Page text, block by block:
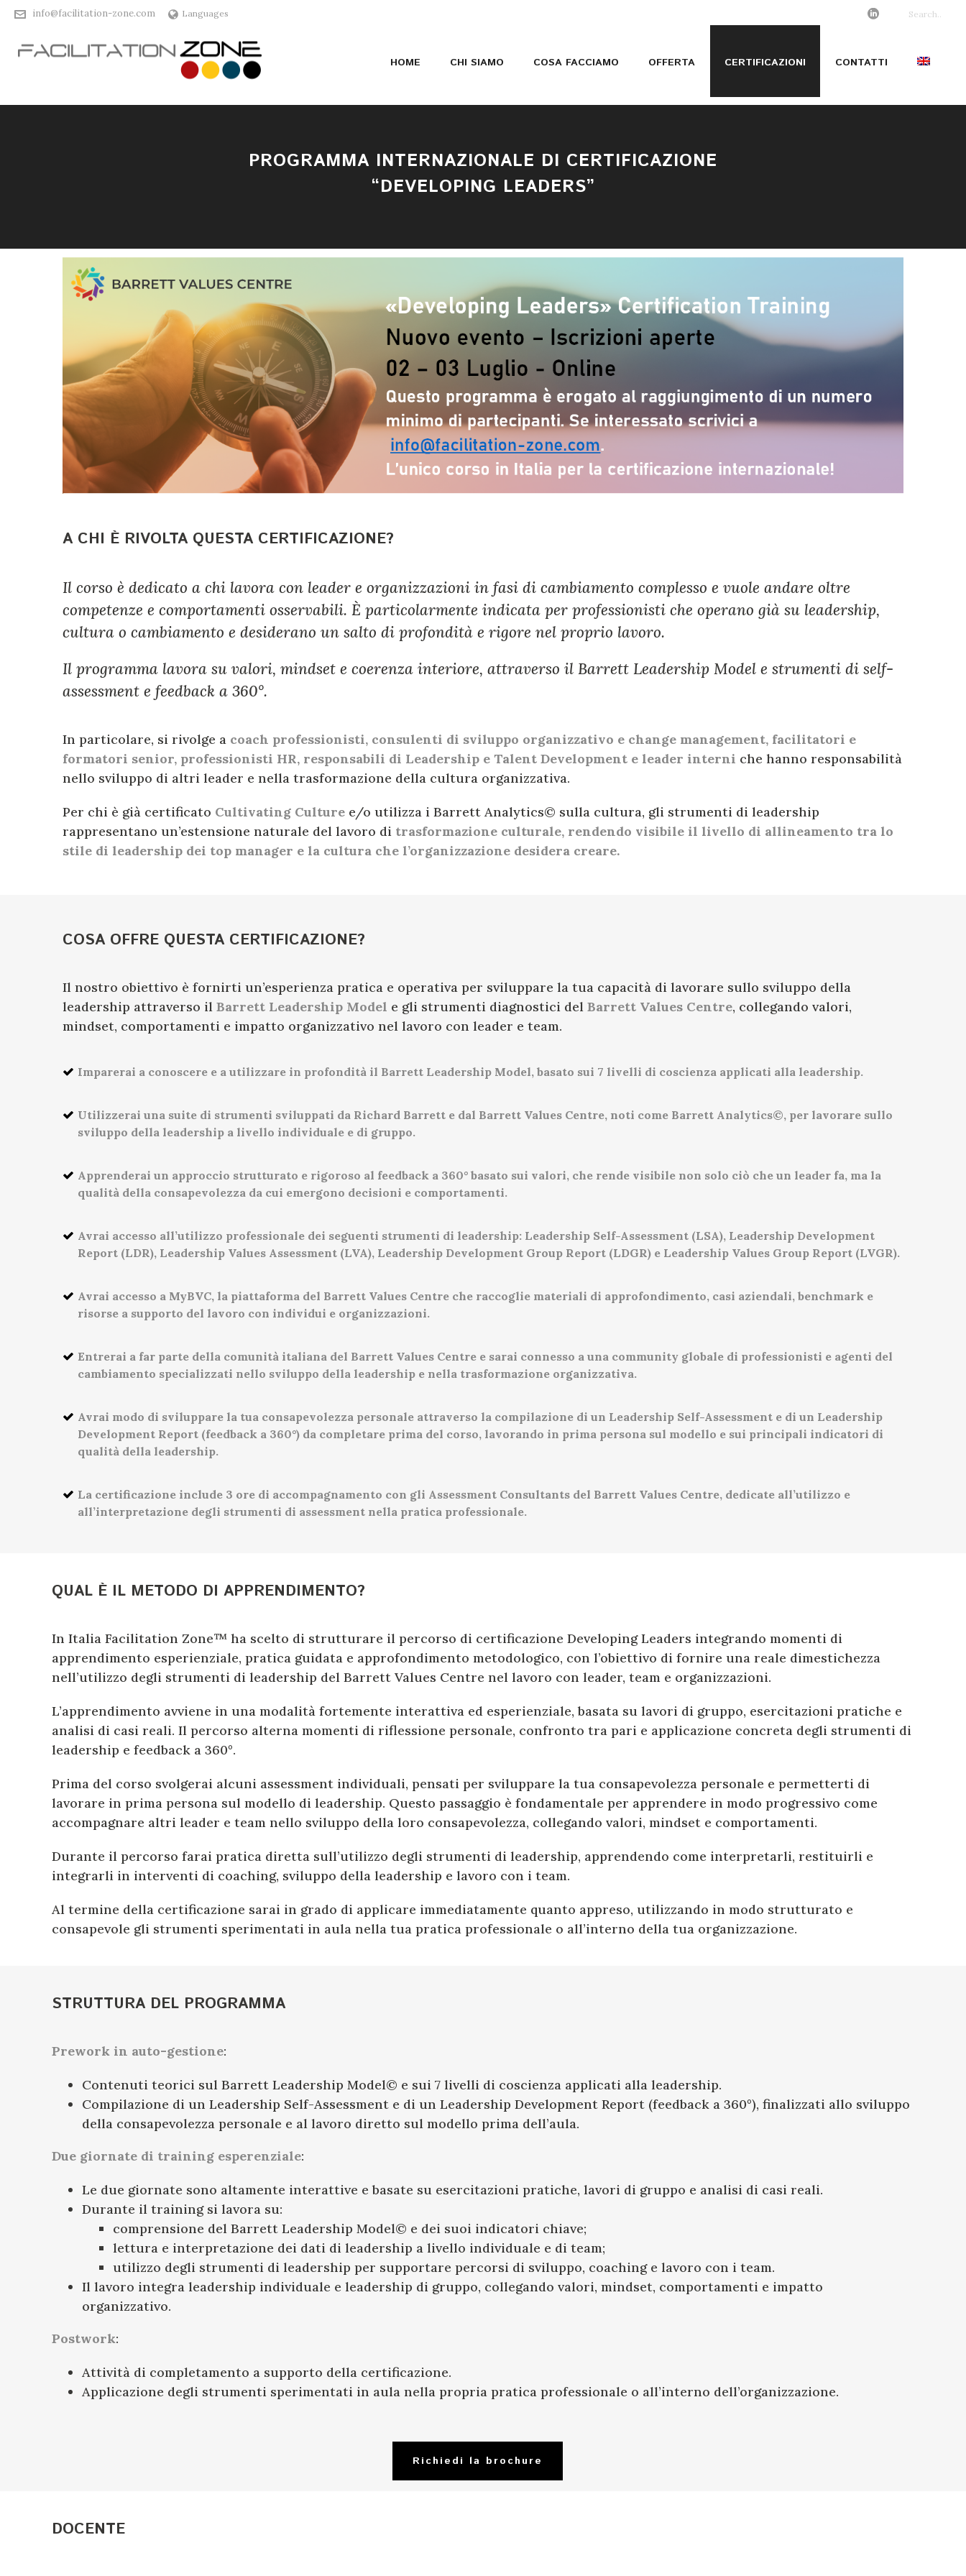
info@facilitation-zone.com Languages
HOME CHI SIAMO COSA FACCIAMO OFFERTA CERTIFICAZIONI CONTATTI
PROGRAMMA INTERNAZIONALE DI CERTIFICAZIONE
“DEVELOPING LEADERS”
A CHI È RIVOLTA QUESTA CERTIFICAZIONE?
Il corso è dedicato a chi lavora con leader e organizzazioni in fasi di cambiamento complesso e vuole andare oltre
competenze e comportamenti osservabili. È particolarmente indicata per professionisti che operano già su leadership,
cultura o cambiamento e desiderano un salto di profondità e rigore nel proprio lavoro.
Il programma lavora su valori, mindset e coerenza interiore, attraverso il Barrett Leadership Model e strumenti di self-
assessment e feedback a 360°.
In particolare, si rivolge a coach professionisti, consulenti di sviluppo organizzativo e change management, facilitatori e
formatori senior, professionisti HR, responsabili di Leadership e Talent Development e leader interni che hanno responsabilità
nello sviluppo di altri leader e nella trasformazione della cultura organizzativa.
Per chi è già certificato Cultivating Culture e/o utilizza i Barrett Analytics© sulla cultura, gli strumenti di leadership
rappresentano un’estensione naturale del lavoro di trasformazione culturale, rendendo visibile il livello di allineamento tra lo
stile di leadership dei top manager e la cultura che l’organizzazione desidera creare.
COSA OFFRE QUESTA CERTIFICAZIONE?
Il nostro obiettivo è fornirti un’esperienza pratica e operativa per sviluppare la tua capacità di lavorare sullo sviluppo della
leadership attraverso il Barrett Leadership Model e gli strumenti diagnostici del Barrett Values Centre, collegando valori,
mindset, comportamenti e impatto organizzativo nel lavoro con leader e team.
Imparerai a conoscere e a utilizzare in profondità il Barrett Leadership Model, basato sui 7 livelli di coscienza applicati alla leadership.
Utilizzerai una suite di strumenti sviluppati da Richard Barrett e dal Barrett Values Centre, noti come Barrett Analytics©, per lavorare sullo
sviluppo della leadership a livello individuale e di gruppo.
Apprenderai un approccio strutturato e rigoroso al feedback a 360° basato sui valori, che rende visibile non solo ciò che un leader fa, ma la
qualità della consapevolezza da cui emergono decisioni e comportamenti.
Avrai accesso all’utilizzo professionale dei seguenti strumenti di leadership: Leadership Self-Assessment (LSA), Leadership Development
Report (LDR), Leadership Values Assessment (LVA), Leadership Development Group Report (LDGR) e Leadership Values Group Report (LVGR).
Avrai accesso a MyBVC, la piattaforma del Barrett Values Centre che raccoglie materiali di approfondimento, casi aziendali, benchmark e
risorse a supporto del lavoro con individui e organizzazioni.
Entrerai a far parte della comunità italiana del Barrett Values Centre e sarai connesso a una community globale di professionisti e agenti del
cambiamento specializzati nello sviluppo della leadership e nella trasformazione organizzativa.
Avrai modo di sviluppare la tua consapevolezza personale attraverso la compilazione di un Leadership Self-Assessment e di un Leadership
Development Report (feedback a 360°) da completare prima del corso, lavorando in prima persona sul modello e sui principali indicatori di
qualità della leadership.
La certificazione include 3 ore di accompagnamento con gli Assessment Consultants del Barrett Values Centre, dedicate all’utilizzo e
all’interpretazione degli strumenti di assessment nella pratica professionale.
QUAL È IL METODO DI APPRENDIMENTO?
In Italia Facilitation Zone™ ha scelto di strutturare il percorso di certificazione Developing Leaders integrando momenti di
apprendimento esperienziale, pratica guidata e approfondimento metodologico, con l’obiettivo di fornire una reale dimestichezza
nell’utilizzo degli strumenti di leadership del Barrett Values Centre nel lavoro con leader, team e organizzazioni.
L’apprendimento avviene in una modalità fortemente interattiva ed esperienziale, basata su lavori di gruppo, esercitazioni pratiche e
analisi di casi reali. Il percorso alterna momenti di riflessione personale, confronto tra pari e applicazione concreta degli strumenti di
leadership e feedback a 360°.
Prima del corso svolgerai alcuni assessment individuali, pensati per sviluppare la tua consapevolezza personale e permetterti di
lavorare in prima persona sul modello di leadership. Questo passaggio è fondamentale per apprendere in modo progressivo come
accompagnare altri leader e team nello sviluppo della loro consapevolezza, collegando valori, mindset e comportamenti.
Durante il percorso farai pratica diretta sull’utilizzo degli strumenti di leadership, apprendendo come interpretarli, restituirli e
integrarli in interventi di coaching, sviluppo della leadership e lavoro con i team.
Al termine della certificazione sarai in grado di applicare immediatamente quanto appreso, utilizzando in modo strutturato e
consapevole gli strumenti sperimentati in aula nella tua pratica professionale o all’interno della tua organizzazione.
STRUTTURA DEL PROGRAMMA
Prework in auto-gestione:
Contenuti teorici sul Barrett Leadership Model© e sui 7 livelli di coscienza applicati alla leadership.
Compilazione di un Leadership Self-Assessment e di un Leadership Development Report (feedback a 360°), finalizzati allo sviluppo
della consapevolezza personale e al lavoro diretto sul modello prima dell’aula.
Due giornate di training esperenziale:
Le due giornate sono altamente interattive e basate su esercitazioni pratiche, lavori di gruppo e analisi di casi reali.
Durante il training si lavora su:
comprensione del Barrett Leadership Model© e dei suoi indicatori chiave;
lettura e interpretazione dei dati di leadership a livello individuale e di team;
utilizzo degli strumenti di leadership per supportare percorsi di sviluppo, coaching e lavoro con i team.
Il lavoro integra leadership individuale e leadership di gruppo, collegando valori, mindset, comportamenti e impatto
organizzativo.
Postwork:
Attività di completamento a supporto della certificazione.
Applicazione degli strumenti sperimentati in aula nella propria pratica professionale o all’interno dell’organizzazione.
Richiedi la brochure
DOCENTE